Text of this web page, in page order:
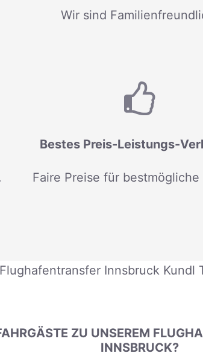
Wir sind
Bestes Preis-Leistungs-
Faire Preise für bestmögliche
Flughafentransfer Innsbruck Kundl
ZU UNSEREM
INNSBRUCK?